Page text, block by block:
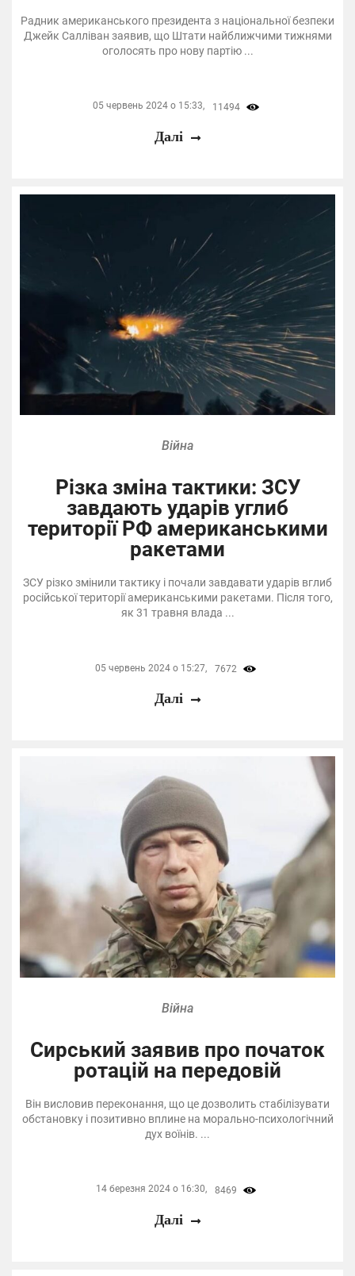
Радник американського президента з національної безпеки
Джейк Салліван заявив, що Штати найближчими тижнями
оголосять про нову партію ...
05 червень 2024 о 15:33, 11494
Далі
Війна
Різка зміна тактики: ЗСУ
завдають ударів углиб
території РФ американськими
ракетами
ЗСУ різко змінили тактику і почали завдавати ударів вглиб
російської території американськими ракетами. Після того,
як 31 травня влада ...
05 червень 2024 о 15:27, 7672
Далі
Війна
Сирський заявив про початок
ротацій на передовій
Він висловив переконання, що це дозволить стабілізувати
обстановку і позитивно вплине на морально-психологічний
дух воїнів. ...
14 березня 2024 о 16:30, 8469
Далі